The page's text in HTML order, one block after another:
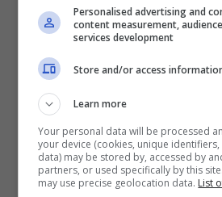
prima intorno alle 5.30 del
magnitudo3.2con
Camugnano e Castiglione
Bologna e a Vernio, vicino
seconda, dimagnitudo 3è
alle 6.12, mala peggiore,
avvenuta alle 7.51 di
Personalised advertising and
content measurement,
services development
Store and/or access
Learn more
Your personal data will be processed
your device (cookies, unique
data) may be stored by, accessed by
partners, or used specifically by this
may use precise geolocation data. List